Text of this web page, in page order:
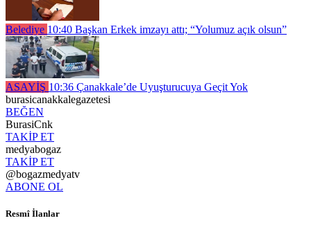
Belediye 10:40 Başkan Erkek imzayı attı; “Yolumuz açık olsun”
ASAYİŞ 10:36 Çanakkale’de Uyuşturucuya Geçit Yok
burasicanakkalegazetesi
BEĞEN
BurasiCnk
TAKİP ET
medyabogaz
TAKİP ET
@bogazmedyatv
ABONE OL
Resmî İlanlar